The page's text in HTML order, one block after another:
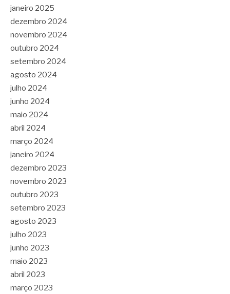
janeiro 2025
dezembro 2024
novembro 2024
outubro 2024
setembro 2024
agosto 2024
julho 2024
junho 2024
maio 2024
abril 2024
março 2024
janeiro 2024
dezembro 2023
novembro 2023
outubro 2023
setembro 2023
agosto 2023
julho 2023
junho 2023
maio 2023
abril 2023
março 2023